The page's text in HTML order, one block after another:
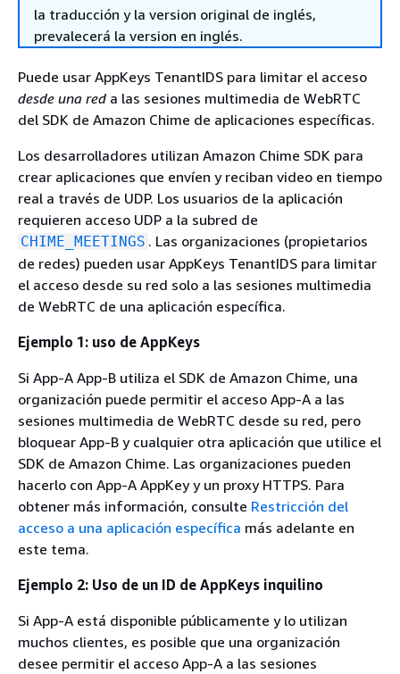
la traducción y la version original de inglés,
prevalecerá la version en inglés.
Puede usar AppKeys TenantIDS para limitar el acceso
desde una red a las sesiones multimedia de WebRTC
del SDK de Amazon Chime de aplicaciones específicas.
Los desarrolladores utilizan Amazon Chime SDK para
crear aplicaciones que envíen y reciban video en tiempo
real a través de UDP. Los usuarios de la aplicación
requieren acceso UDP a la subred de
CHIME_MEETINGS . Las organizaciones (propietarios
de redes) pueden usar AppKeys TenantIDS para limitar
el acceso desde su red solo a las sesiones multimedia
de WebRTC de una aplicación específica.
Ejemplo 1: uso de AppKeys
Si App-A App-B utiliza el SDK de Amazon Chime, una
organización puede permitir el acceso App-A a las
sesiones multimedia de WebRTC desde su red, pero
bloquear App-B y cualquier otra aplicación que utilice el
SDK de Amazon Chime. Las organizaciones pueden
hacerlo con App-A AppKey y un proxy HTTPS. Para
obtener más información, consulte Restricción del
acceso a una aplicación específica más adelante en
este tema.
Ejemplo 2: Uso de un ID de AppKeys inquilino
Si App-A está disponible públicamente y lo utilizan
muchos clientes, es posible que una organización
desee permitir el acceso App-A a las sesiones